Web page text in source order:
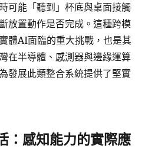
可能「聽到」杯底與桌面接觸
放置動作是否完成。這種跨模
體AI面臨的重大挑戰，也是其
在半導體、感測器與邊緣運算
發展此類整合系統提供了堅實
：感知能力的實際應